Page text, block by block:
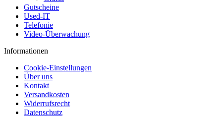
Gutscheine
Used-IT
Telefonie
Video-Überwachung
Informationen
Cookie-Einstellungen
Über uns
Kontakt
Versandkosten
Widerrufsrecht
Datenschutz